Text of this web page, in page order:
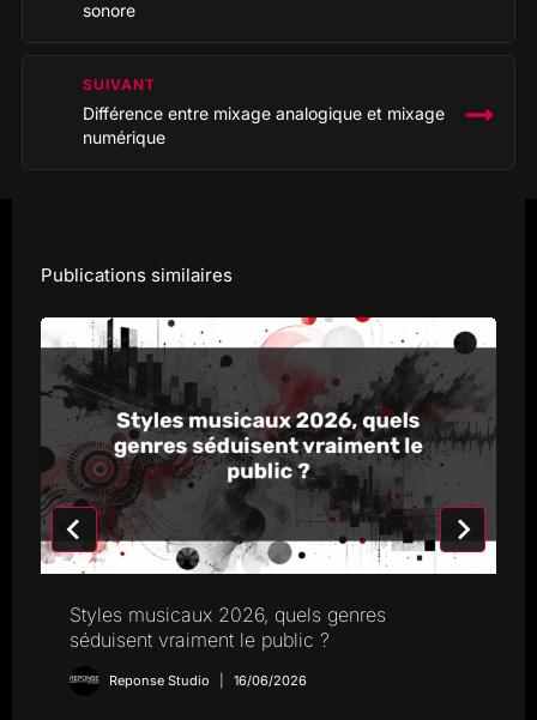
sonore
SUIVANT
Différence entre mixage analogique et mixage
numérique
Publications similaires
Styles musicaux 2026, quels genres
séduisent vraiment le public ?
Reponse Studio 16/06/2026